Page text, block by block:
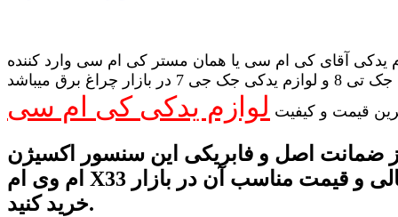
یدکی آقای کی ام سی یا همان مستر کی ام سی وارد کننده
لوازم یدکی جک تی 8 و لوازم یدکی جک جی 7 در بازار چراغ برق میباشد
قیمت و کیفیت لوازم یدکی کی ام سی
از ضمانت اصل و فابریکی این سنسور اکسیژن
ام وی ام X33 و کیفیت عالی و قیمت مناسب آن در بازار
خرید کنید.